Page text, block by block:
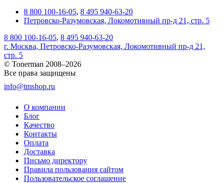
8 800 100-16-05, 8 495 940-63-20
Петровско-Разумовская, Локомотивный пр-д 21, стр. 5
8 800 100-16-05, 8 495 940-63-20
г. Москва, Петровско-Разумовская, Локомотивный пр-д 21,
стр. 5
© Tonerman 2008–2026
Все права защищены
info@tmshop.ru
О компании
Блог
Качество
Контакты
Оплата
Доставка
Письмо директору
Правила пользования сайтом
Пользовательское соглашение